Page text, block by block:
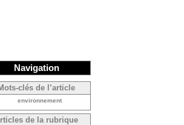
Navigation
clés de l’article
environnement
de la rubrique